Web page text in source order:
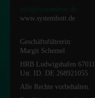
www.systembott.de
Geschäftsführerin:
Margit Schemel
HRB Ludwigshafen 67011
Ust. ID. DE 268921055
Alle Rechte vorbehalten.